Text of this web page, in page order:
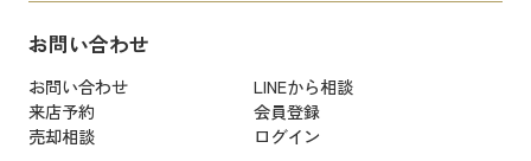
お問い合わせ
お問い合わせ
LINEから相談
来店予約
会員登録
売却相談
ログイン